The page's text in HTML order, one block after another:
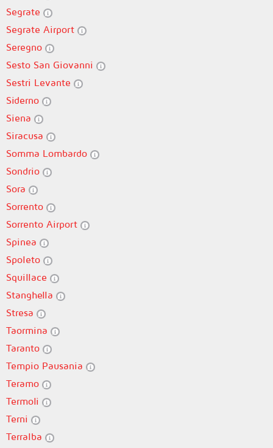
Segrate
Segrate Airport
Seregno
Sesto San Giovanni
Sestri Levante
Siderno
Siena
Siracusa
Somma Lombardo
Sondrio
Sora
Sorrento
Sorrento Airport
Spinea
Spoleto
Squillace
Stanghella
Stresa
Taormina
Taranto
Tempio Pausania
Teramo
Termoli
Terni
Terralba